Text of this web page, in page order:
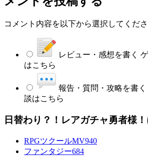
コメント内容を以下から選択してくだ
レビュー・感想を書く
はこちら
報告・質問・攻略を書く
談はこちら
日替わり？！レアガチャ勇者様
RPGツクールMV940
ファンタジー684